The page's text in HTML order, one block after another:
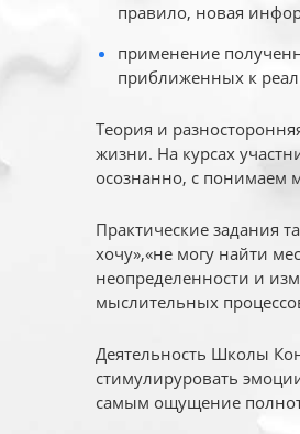
правило, новая
применение
приближенных к
Теория и
жизни. На курсах
осознанно, с понимаем
Практические задания
хочу»,«не могу найти
неопределенности и
мыслительных
Деятельность Школы
стимулируровать
самым ощущение